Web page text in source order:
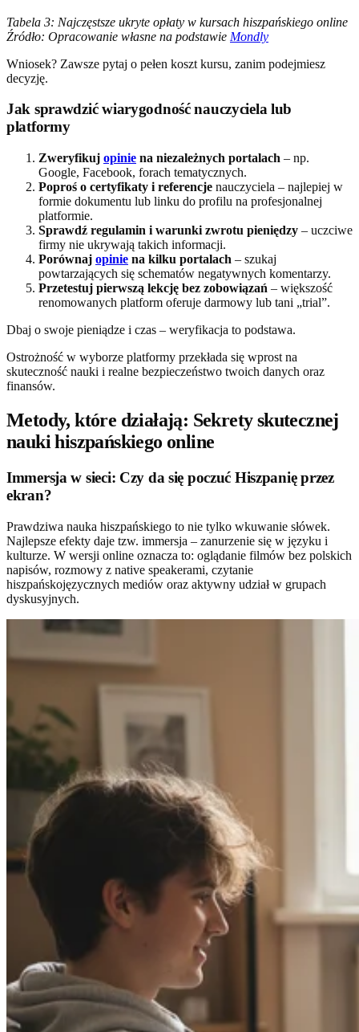
Tabela 3: Najczęstsze ukryte opłaty w kursach hiszpańskiego online
Źródło: Opracowanie własne na podstawie Mondly
Wniosek? Zawsze pytaj o pełen koszt kursu, zanim podejmiesz
decyzję.
Jak sprawdzić wiarygodność nauczyciela lub
platformy
Zweryfikuj opinie na niezależnych portalach – np.
Google, Facebook, forach tematycznych.
Poproś o certyfikaty i referencje nauczyciela – najlepiej w
formie dokumentu lub linku do profilu na profesjonalnej
platformie.
Sprawdź regulamin i warunki zwrotu pieniędzy – uczciwe
firmy nie ukrywają takich informacji.
Porównaj opinie na kilku portalach – szukaj
powtarzających się schematów negatywnych komentarzy.
Przetestuj pierwszą lekcję bez zobowiązań – większość
renomowanych platform oferuje darmowy lub tani „trial”.
Dbaj o swoje pieniądze i czas – weryfikacja to podstawa.
Ostrożność w wyborze platformy przekłada się wprost na
skuteczność nauki i realne bezpieczeństwo twoich danych oraz
finansów.
Metody, które działają: Sekrety skutecznej
nauki hiszpańskiego online
Immersja w sieci: Czy da się poczuć Hiszpanię przez
ekran?
Prawdziwa nauka hiszpańskiego to nie tylko wkuwanie słówek.
Najlepsze efekty daje tzw. immersja – zanurzenie się w języku i
kulturze. W wersji online oznacza to: oglądanie filmów bez polskich
napisów, rozmowy z native speakerami, czytanie
hiszpańskojęzycznych mediów oraz aktywny udział w grupach
dyskusyjnych.